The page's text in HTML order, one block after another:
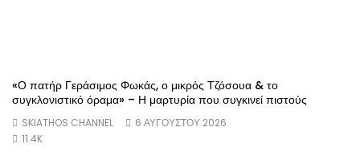
«Ο πατήρ Γεράσιμος Φωκάς, ο μικρός Τζόσουα & το
συγκλονιστικό όραμα» – Η μαρτυρία που συγκινεί πιστούς
SKIATHOS CHANNEL
6 ΑΥΓΟΎΣΤΟΥ 2026
11.4K